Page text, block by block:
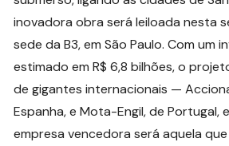
inovadora obra será leiloada nesta
sede da B3, em São Paulo. Com um
estimado em R$ 6,8 bilhões, o
de gigantes internacionais —
Espanha, e Mota-Engil, de Portugal,
empresa vencedora será aquela